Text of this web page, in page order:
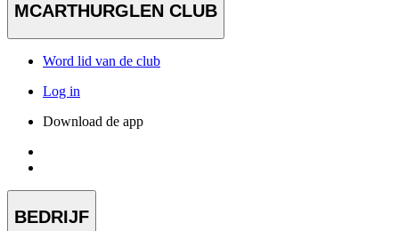
MCARTHURGLEN CLUB
Word lid van de club
Log in
Download de app
BEDRIJF